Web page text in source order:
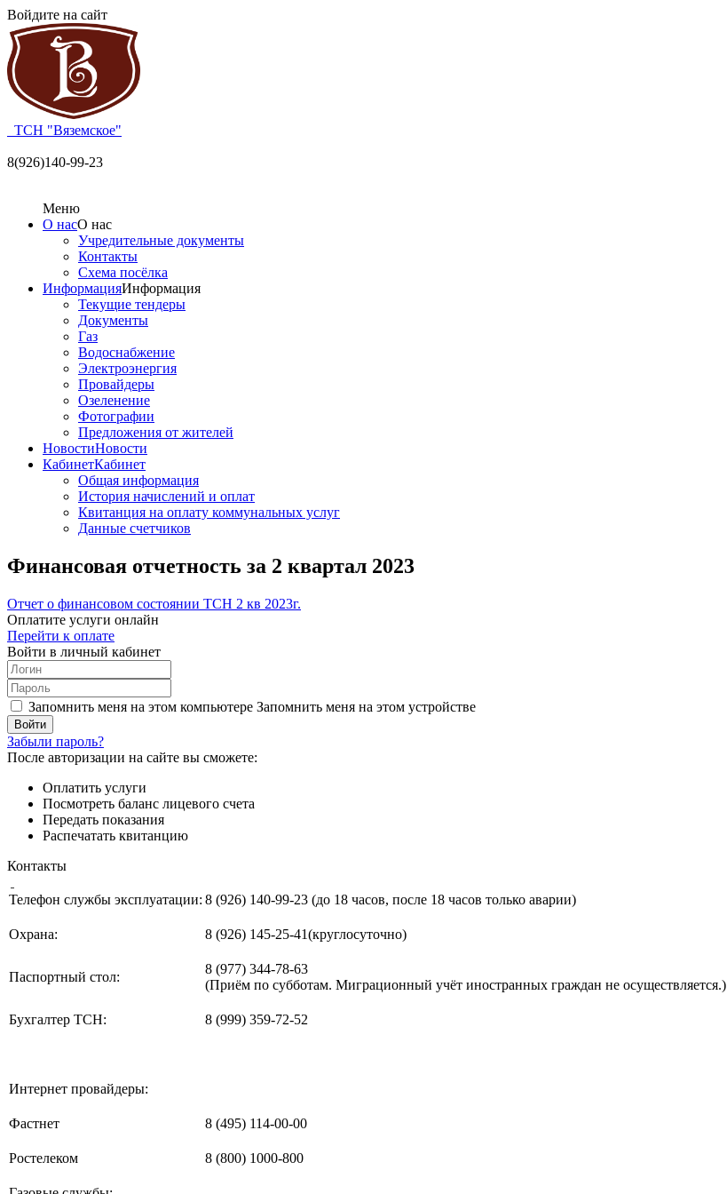
Войдите на сайт
ТСН "Вяземское"
8(926)140-99-23
Меню
О насО нас
Учредительные документы
Контакты
Схема посёлка
ИнформацияИнформация
Текущие тендеры
Документы
Газ
Водоснабжение
Электроэнергия
Провайдеры
Озеленение
Фотографии
Предложения от жителей
НовостиНовости
КабинетКабинет
Общая информация
История начислений и оплат
Квитанция на оплату коммунальных услуг
Данные счетчиков
Финансовая отчетность за 2 квартал 2023
Отчет о финансовом состоянии ТСН 2 кв 2023г.
Оплатите услуги онлайн
Перейти к оплате
Войти в личный кабинет
Запомнить меня на этом компьютере Запомнить меня на этом устройстве
Забыли пароль?
После авторизации на сайте вы сможете:
Оплатить услуги
Посмотреть баланс лицевого счета
Передать показания
Распечатать квитанцию
Контакты
Телефон службы эксплуатации: 8 (926) 140-99-23 (до 18 часов, после 18 часов только аварии)
Охрана: 8 (926) 145-25-41(круглосуточно)
Паспортный стол:
8 (977) 344-78-63
(Приём по субботам. Миграционный учёт иностранных граждан не осуществляется.)
Бухгалтер ТСН: 8 (999) 359-72-52
Интернет провайдеры:
Фастнет 8 (495) 114-00-00
Ростелеком 8 (800) 1000-800